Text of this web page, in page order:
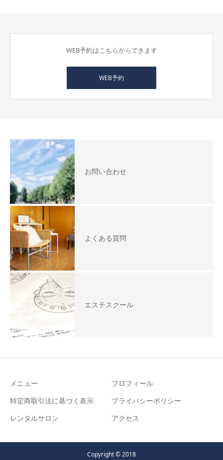
WEB予約はこちらからできます
WEB予約
お問い合わせ
よくある質問
エステスクール
メニュー
プロフィール
特定商取引法に基づく表示
プライバシーポリシー
レンタルサロン
アクセス
Copyright © 2018